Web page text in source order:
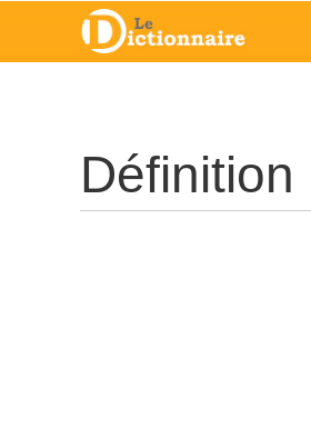
Définition